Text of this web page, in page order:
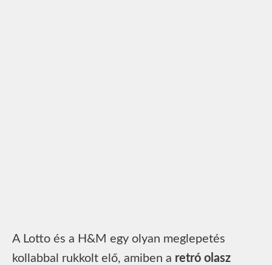
A Lotto és a H&M egy olyan meglepetés
kollabbal rukkolt elő, amiben a retró olasz